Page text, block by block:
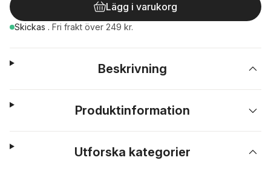
Lägg i varukorg
Skickas . Fri frakt över 249 kr.
Beskrivning
Produktinformation
Utforska kategorier